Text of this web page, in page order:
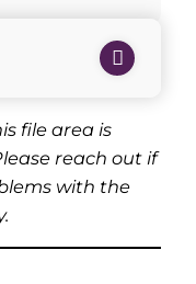
file area is
reach out if
with the